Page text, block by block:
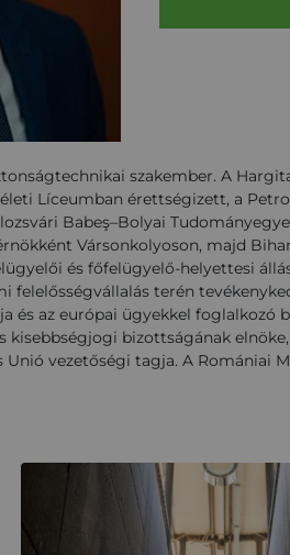
szakember. A
Líceumban érettségizett, a
Babeş–Bolyai
Vársonkolyoson, majd
és főfelügyelő-helyettesi
felelősségvállalás terén
és az európai ügyekkel foglalkozó
kisebbségjogi bizottságának
vezetőségi tagja. A Romániai